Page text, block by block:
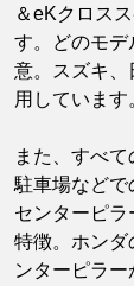
＆eKクロス
す。どのモデ
意。スズキ、
用しています
また、すべ
駐車場などで
センターピ
特徴。ホンダ
ンターピラ